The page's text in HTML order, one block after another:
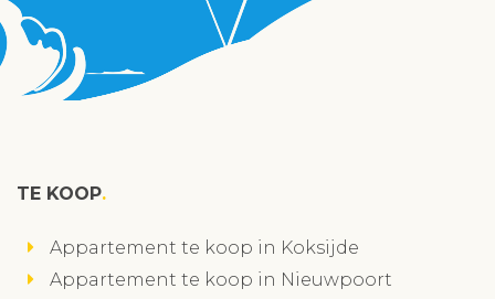
TE KOOP
Appartement te koop in Koksijde
Appartement te koop in Nieuwpoort